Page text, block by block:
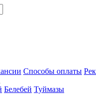
Способы оплаты
Белебей Туймазы